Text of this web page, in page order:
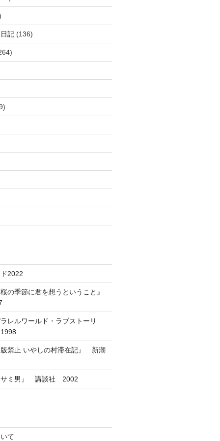
記(136)
2022
の季節に君を想うということ』
レルワールド・ラブストーリ
禁止 いやしの村滞在記』 新潮
ミ男』 講談社 2002
て